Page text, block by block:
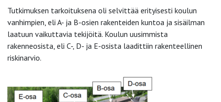
Tutkimuksen tarkoituksena oli selvittää erityisesti koulun
vanhimpien, eli A- ja B-osien rakenteiden kuntoa ja sisäilman
laatuun vaikuttavia tekijöitä. Koulun uusimmista
rakenneosista, eli C-, D- ja E-osista laadittiin rakenteellinen
riskinarvio.